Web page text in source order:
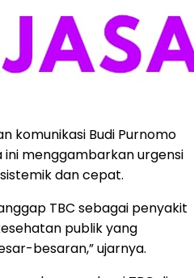
komunikasi Budi Purnomo
menggambarkan urgensi
dan cepat.
TBC sebagai penyakit
publik yang
besaran,” ujarnya.